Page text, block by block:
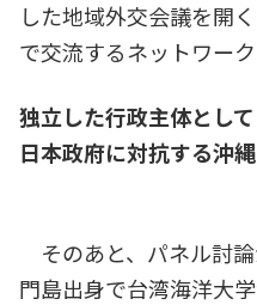
した地域外交会議を開
で交流するネットワー
独立した行政主体として
日本政府に対抗する沖
そのあと、パネル討
門島出身で台湾海洋大